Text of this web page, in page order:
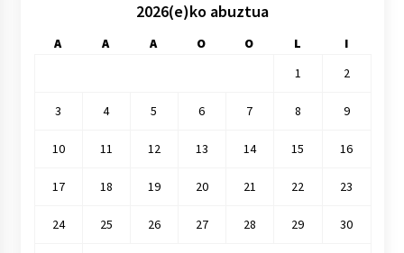
2026(e)ko abuztua
A A A O O L
I
1
2
3 4 5 6 7 8 9
10 11 12 13 14 15 16
17 18 19 20 21 22 23
24 25 26 27 28 29 30